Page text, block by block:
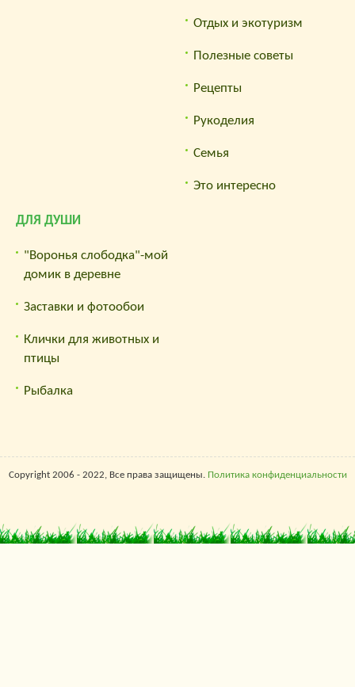
Отдых и экотуризм
Полезные советы
Рецепты
Рукоделия
Семья
Это интересно
ДЛЯ ДУШИ
"Воронья слободка"-мой
домик в деревне
Заставки и фотообои
Клички для животных и
птицы
Рыбалка
Copyright 2006 - 2022, Все права защищены. Политика конфиденциальности